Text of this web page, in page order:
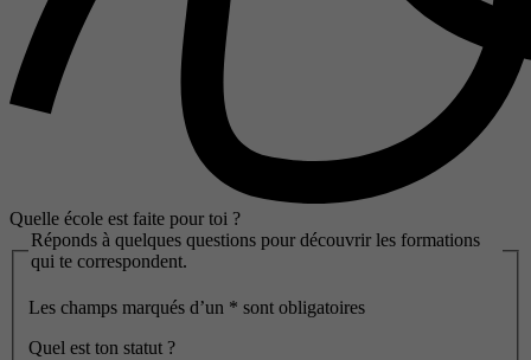
Quelle école est faite pour toi ?
Réponds à quelques questions pour découvrir les formations
qui te correspondent.
Les champs marqués d’un * sont obligatoires
Quel est ton statut ?